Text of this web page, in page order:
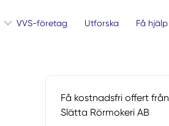
VVS-företag Utforska Få hjälp
Få kostnadsfri offert från
Slätta Rörmokeri AB